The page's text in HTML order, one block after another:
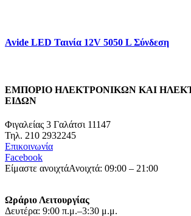
Avide LED Ταινία 12V 5050 L Σύνδεση
ΕΜΠΟΡΙΟ ΗΛΕΚΤΡΟΝΙΚΩΝ ΚΑΙ
ΕΙΔΩΝ
Φιγαλείας 3 Γαλάτσι 11147
Τηλ. 210 2932245
Επικοινωνία
Facebook
Είμαστε ανοιχτάΑνοιχτά: 09:00 – 21:00
Ωράριο Λειτουργίας
Δευτέρα: 9:00 π.μ.–3:30 μ.μ.